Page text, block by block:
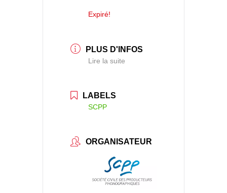
Expiré!
PLUS D'INFOS
Lire la suite
LABELS
SCPP
ORGANISATEUR